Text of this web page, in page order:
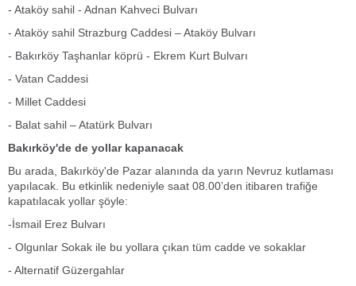
- Ataköy sahil - Adnan Kahveci Bulvarı
- Ataköy sahil Strazburg Caddesi – Ataköy Bulvarı
- Bakırköy Taşhanlar köprü - Ekrem Kurt Bulvarı
- Vatan Caddesi
- Millet Caddesi
- Balat sahil – Atatürk Bulvarı
Bakırköy'de de yollar kapanacak
Bu arada, Bakırköy'de Pazar alanında da yarın Nevruz kutlaması
yapılacak. Bu etkinlik nedeniyle saat 08.00’den itibaren trafiğe
kapatılacak yollar şöyle:
-İsmail Erez Bulvarı
- Olgunlar Sokak ile bu yollara çıkan tüm cadde ve sokaklar
- Alternatif Güzergahlar